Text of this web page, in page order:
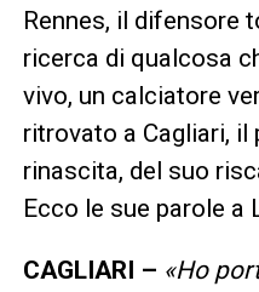
Rennes, il difensore
ricerca di qualcosa
vivo, un calciatore
ritrovato a Cagliari, il
rinascita, del suo
Ecco le sue parole a
CAGLIARI – «Ho